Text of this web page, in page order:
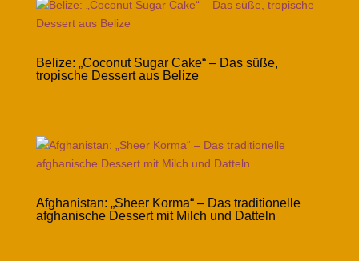
Belize: „Coconut Sugar Cake“ – Das süße,
tropische Dessert aus Belize
Afghanistan: „Sheer Korma“ – Das traditionelle
afghanische Dessert mit Milch und Datteln